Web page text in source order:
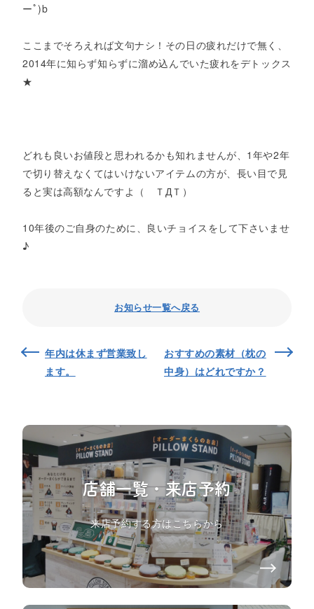
ーﾟ)b
ここまでそろえれば文句ナシ！その日の疲れだけで無く、
2014年に知らず知らずに溜め込んでいた疲れをデトックス
★
どれも良いお値段と思われるかも知れませんが、1年や2年
で切り替えなくてはいけないアイテムの方が、長い目で見
ると実は高額なんですよ（ ＴДＴ）
10年後のご自身のために、良いチョイスをして下さいませ
♪
お知らせ一覧へ戻る
年内は休まず営業致し
ます。
おすすめの素材（枕の
中身）はどれですか？
店舗一覧・来店予約
来店予約する方はこちらから